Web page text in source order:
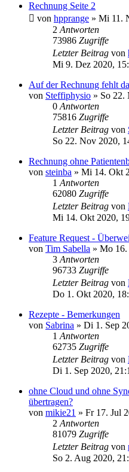
Rechnung Seite 2
von hpprange » Mi 11.
2 Antworten
73986 Zugriffe
Letzter Beitrag von
Mi 9. Dez 2020,
Auf der Rechnung fehlt
von Steffiphysio » So 22.
0 Antworten
75816 Zugriffe
Letzter Beitrag von
So 22. Nov 2020,
Rechnung ohne
von steinba » Mi 14. Okt
1 Antworten
62080 Zugriffe
Letzter Beitrag von
Mi 14. Okt 2020,
Feature Request -
von Tim Sabella » Mo 16.
3 Antworten
96733 Zugriffe
Letzter Beitrag von
Do 1. Okt 2020,
Rezepte - Bemerkungen
von Sabrina » Di 1. Sep
1 Antworten
62735 Zugriffe
Letzter Beitrag von
Di 1. Sep 2020,
ohne Cloud und ohne
übertragen?
von mikie21 » Fr 17. Jul
2 Antworten
81079 Zugriffe
Letzter Beitrag von
So 2. Aug 2020,